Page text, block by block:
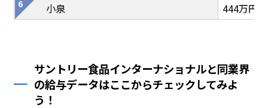
小泉
444万円
サントリー食品インターナショナルと同業界
の給与データはここからチェックしてみよ
う！